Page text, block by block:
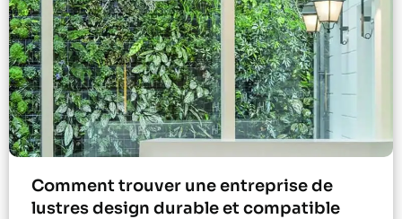
Comment trouver une entreprise de
lustres design durable et compatible